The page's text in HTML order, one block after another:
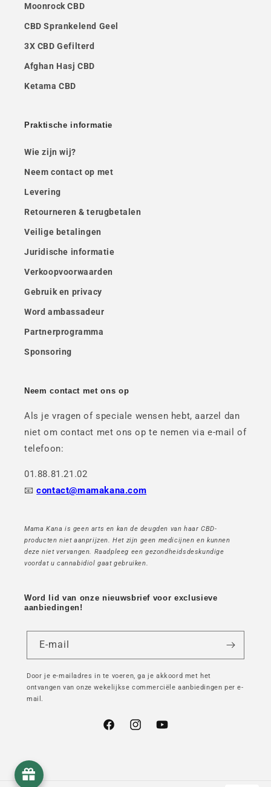
Moonrock CBD
CBD Sprankelend Geel
3X CBD Gefilterd
Afghan Hasj CBD
Ketama CBD
Praktische informatie
Wie zijn wij?
Neem contact op met
Levering
Retourneren & terugbetalen
Veilige betalingen
Juridische informatie
Verkoopvoorwaarden
Gebruik en privacy
Word ambassadeur
Partnerprogramma
Sponsoring
Neem contact met ons op
Als je vragen of speciale wensen hebt, aarzel dan
niet om contact met ons op te nemen via e-mail of
telefoon:
01.88.81.21.02
📧contact@mamakana.com
Mama Kana is geen arts en kan de deugden van haar CBD-
producten niet aanprijzen. Het zijn geen medicijnen en kunnen
deze niet vervangen. Raadpleeg een gezondheidsdeskundige
voordat u cannabidiol gaat gebruiken.
Word lid van onze nieuwsbrief voor exclusieve
aanbiedingen!
E-mail
Door je e-mailadres in te voeren, ga je akkoord met het
ontvangen van onze wekelijkse commerciële aanbiedingen per e-
mail.
FacebookInstagramYouTube